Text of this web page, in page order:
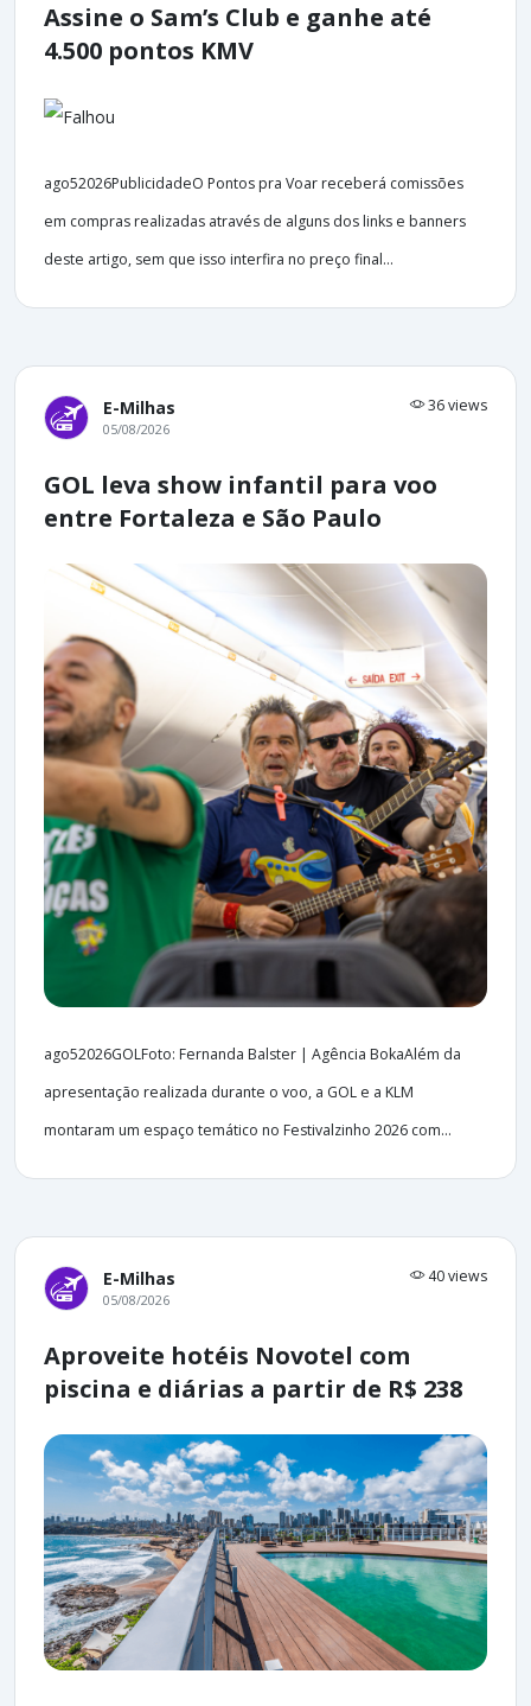
Assine o Sam’s Club e ganhe até
4.500 pontos KMV
ago52026PublicidadeO Pontos pra Voar receberá comissões
em compras realizadas através de alguns dos links e banners
deste artigo, sem que isso interfira no preço final...
E-Milhas 36 views
05/08/2026
GOL leva show infantil para voo
entre Fortaleza e São Paulo
ago52026GOLFoto: Fernanda Balster | Agência BokaAlém da
apresentação realizada durante o voo, a GOL e a KLM
montaram um espaço temático no Festivalzinho 2026 com...
E-Milhas 40 views
05/08/2026
Aproveite hotéis Novotel com
piscina e diárias a partir de R$ 238